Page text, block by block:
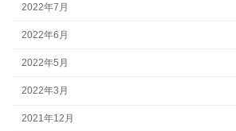
2022年7月
2022年6月
2022年5月
2022年3月
2021年12月